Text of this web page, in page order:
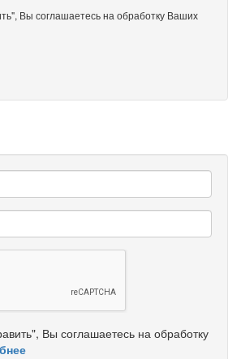
Вы соглашаетесь на обработку Ваших
Вы соглашаетесь на обработку